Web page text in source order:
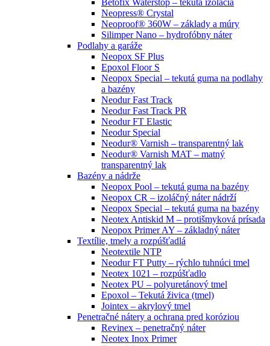
Betofix Waterstop – tekutá izolácia
Neopress® Crystal
Neoproof® 360W – základy a múry
Silimper Nano – hydrofóbny náter
Podlahy a garáže
Neopox SF Plus
Epoxol Floor S
Neopox Special – tekutá guma na podlahy
a bazény
Neodur Fast Track
Neodur Fast Track PR
Neodur FT Elastic
Neodur Special
Neodur® Varnish – transparentný lak
Neodur® Varnish MAT – matný
transparentný lak
Bazény a nádrže
Neopox Pool – tekutá guma na bazény
Neopox CR – izoláčný náter nádrží
Neopox Special – tekutá guma na bazény
Neotex Antiskid M – protišmyková prísada
Neopox Primer AY – základný náter
Textílie, tmely a rozpúšťadlá
Neotextile NTP
Neodur FT Putty – rýchlo tuhnúci tmel
Neotex 1021 – rozpúšťadlo
Neotex PU – polyuretánový tmel
Epoxol – Tekutá živica (tmel)
Jointex – akrylový tmel
Penetračné nátery a ochrana pred koróziou
Revinex – penetračný náter
Neotex Inox Primer